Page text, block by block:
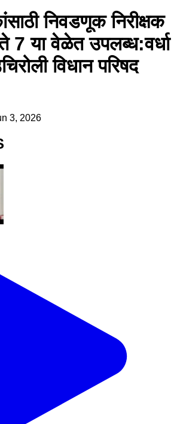
निवडणूक निरीक्षक
7 या वेळेत उपलब्ध:वर्धा
विधान परिषद
3, 2026